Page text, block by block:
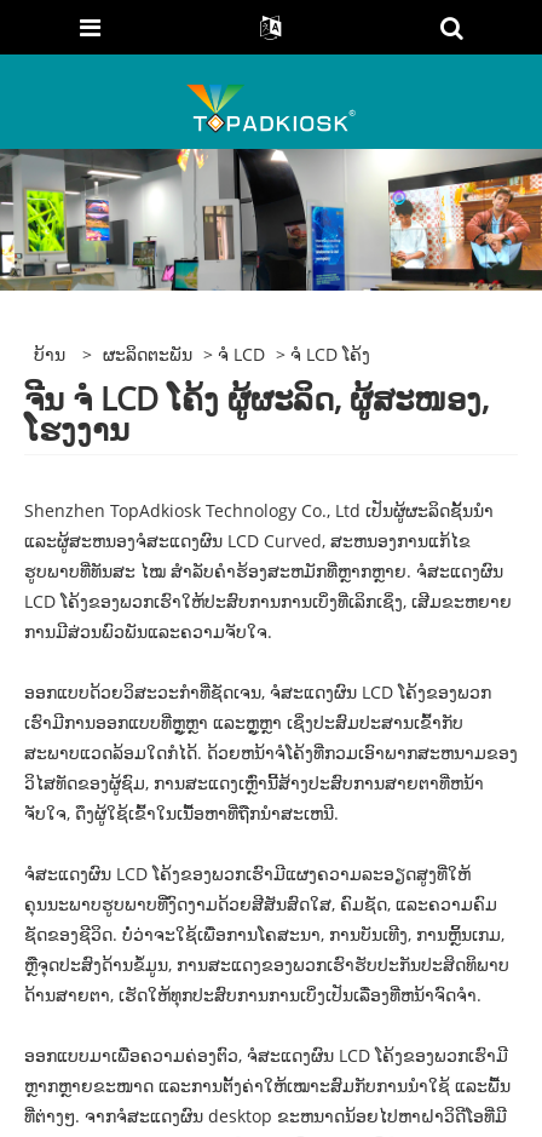
ບ້ານ > ຜະລິດຕະພັນ >ຈໍ LCD > ຈໍ LCD ໂຄ້ງ
ຈີນ ຈໍ LCD ໂຄ້ງ ຜູ້ຜະລິດ, ຜູ້ສະໜອງ,
ໂຮງງານ
Shenzhen TopAdkiosk Technology Co., Ltd ເປັນຜູ້ຜະລິດຊັ້ນນໍາ
ແລະຜູ້ສະຫນອງຈໍສະແດງຜົນ LCD Curved, ສະຫນອງການແກ້ໄຂ
ຮູບພາບທີ່ທັນສະ ໄໝ ສໍາລັບຄໍາຮ້ອງສະຫມັກທີ່ຫຼາກຫຼາຍ. ຈໍສະແດງຜົນ
LCD ໂຄ້ງຂອງພວກເຮົາໃຫ້ປະສົບການການເບິ່ງທີ່ເລິກເຊິ່ງ, ເສີມຂະຫຍາຍ
ການມີສ່ວນພົວພັນແລະຄວາມຈັບໃຈ.
ອອກແບບດ້ວຍວິສະວະກຳທີ່ຊັດເຈນ, ຈໍສະແດງຜົນ LCD ໂຄ້ງຂອງພວກ
ເຮົາມີການອອກແບບທີ່ຫຼູຫຼາ ແລະຫຼູຫຼາ ເຊິ່ງປະສົມປະສານເຂົ້າກັບ
ສະພາບແວດລ້ອມໃດກໍໄດ້. ດ້ວຍຫນ້າຈໍໂຄ້ງທີ່ກວມເອົາພາກສະຫນາມຂອງ
ວິໄສທັດຂອງຜູ້ຊົມ, ການສະແດງເຫຼົ່ານີ້ສ້າງປະສົບການສາຍຕາທີ່ຫນ້າ
ຈັບໃຈ, ດຶງຜູ້ໃຊ້ເຂົ້າໃນເນື້ອຫາທີ່ຖືກນໍາສະເຫນີ.
ຈໍສະແດງຜົນ LCD ໂຄ້ງຂອງພວກເຮົາມີແຜງຄວາມລະອຽດສູງທີ່ໃຫ້
ຄຸນນະພາບຮູບພາບທີ່ງົດງາມດ້ວຍສີສັນສົດໃສ, ຄົມຊັດ, ແລະຄວາມຄົມ
ຊັດຂອງຊີວິດ. ບໍ່ວ່າຈະໃຊ້ເພື່ອການໂຄສະນາ, ການບັນເທີງ, ການຫຼິ້ນເກມ,
ຫຼືຈຸດປະສົງດ້ານຂໍ້ມູນ, ການສະແດງຂອງພວກເຮົາຮັບປະກັນປະສິດທິພາບ
ດ້ານສາຍຕາ, ເຮັດໃຫ້ທຸກປະສົບການການເບິ່ງເປັນເລື່ອງທີ່ຫນ້າຈົດຈໍາ.
ອອກແບບມາເພື່ອຄວາມຄ່ອງຕົວ, ຈໍສະແດງຜົນ LCD ໂຄ້ງຂອງພວກເຮົາມີ
ຫຼາກຫຼາຍຂະໜາດ ແລະການຕັ້ງຄ່າໃຫ້ເໝາະສົມກັບການນຳໃຊ້ ແລະພື້ນ
ທີ່ຕ່າງໆ. ຈາກຈໍສະແດງຜົນ desktop ຂະຫນາດນ້ອຍໄປຫາຝາວິດີໂອທີ່ມີ